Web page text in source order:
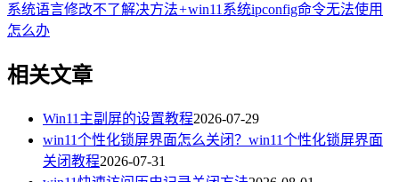
系统语言修改不了解决方法+win11系统ipconfig命令无法使用
怎么办
相关文章
Win11主副屏的设置教程2026-07-29
win11个性化锁屏界面怎么关闭？win11个性化锁屏界面
关闭教程2026-07-31